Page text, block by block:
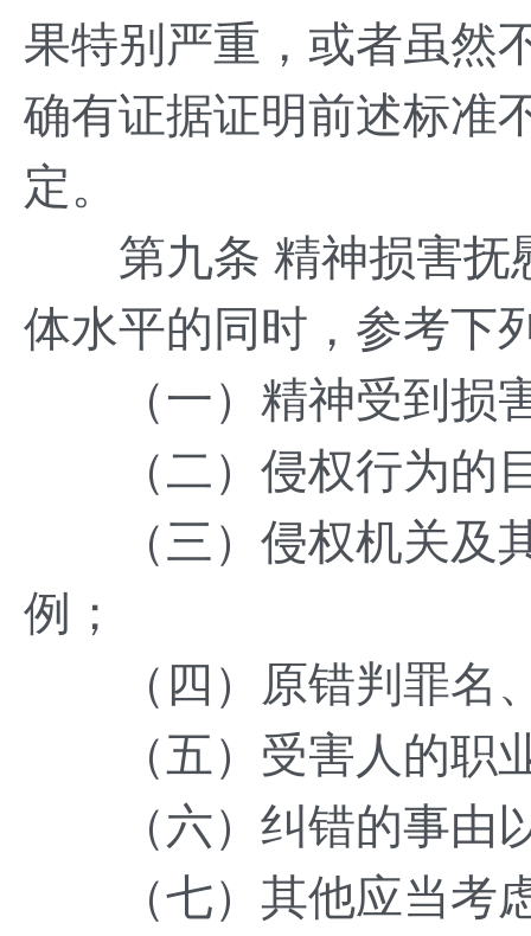
果特别严重，或者虽然
确有证据证明前述标准
定。
第九条 精神损害抚
体水平的同时，参考下
（一）精神受到损害
（二）侵权行为的目
（三）侵权机关及其
例；
（四）原错判罪名、
（五）受害人的职
（六）纠错的事由
（七）其他应当考